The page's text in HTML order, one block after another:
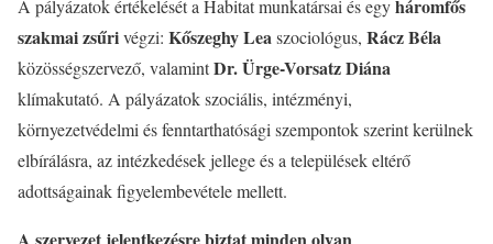
A pályázatok értékelését a Habitat munkatársai és egyháromfős
szakmai zsűrivégzi: Kőszeghy Lea szociológus, Rácz Béla
közösségszervező, valamintDr. Ürge-Vorsatz Diána
klímakutató. A pályázatok szociális, intézményi,
környezetvédelmi és fenntarthatósági szempontok szerint kerülnek
elbírálásra, az intézkedések jellege és a települések eltérő
adottságainak figyelembevétele mellett.
A szervezet jelentkezésre biztat minden olyan